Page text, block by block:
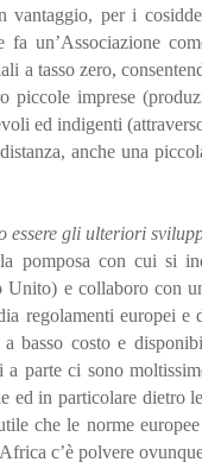
per i
fa un’Associazione
a tasso zero,
imprese
ed indigenti
anche una
essere gli ulteriori
pomposa con cui si
e collaboro con
regolamenti europei e
basso costo e
parte ci sono
ed in particolare dietro
che le norme
c’è polvere